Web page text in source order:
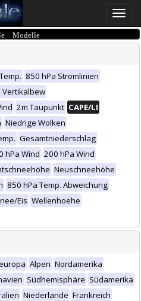
Toggle
Modelle
850 hPa Stromlinien
Vertikalbew
2m Taupunkt CAPE/LI
Niedrige Wolken
Gesamtniederschlag
hPa Wind 200 hPa Wind
Neuschneehöhe
850 hPa Temp. Abweichung
Eis Wellenhoehe
Alpen Nordamerika
Südhemisphäre Südamerika
Niederlande Frankreich